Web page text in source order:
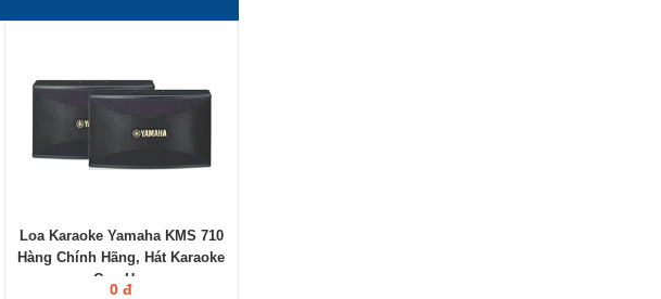
Loa Karaoke Yamaha KMS 710
Hàng Chính Hãng, Hát Karaoke
Cực Hay
0 đ